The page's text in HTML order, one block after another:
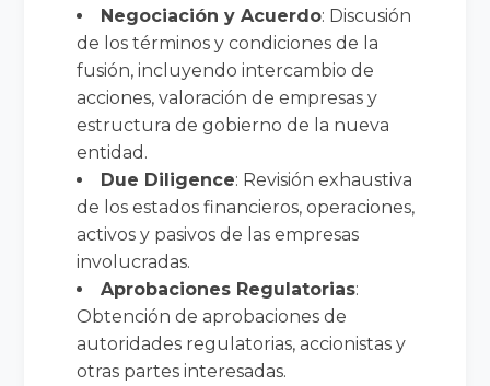
Negociación y Acuerdo: Discusión
de los términos y condiciones de la
fusión, incluyendo intercambio de
acciones, valoración de empresas y
estructura de gobierno de la nueva
entidad.
Due Diligence: Revisión exhaustiva
de los estados financieros, operaciones,
activos y pasivos de las empresas
involucradas.
Aprobaciones Regulatorias:
Obtención de aprobaciones de
autoridades regulatorias, accionistas y
otras partes interesadas.